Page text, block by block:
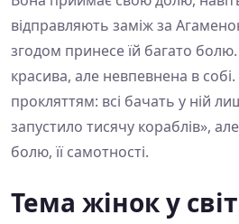
відправляють заміж за
згодом принесе їй багато
красива, але невпевнена в собі.
прокляттям: всі бачать у ній
запустило тисячу кораблів»,
болю, її самотності.
Тема жінок у